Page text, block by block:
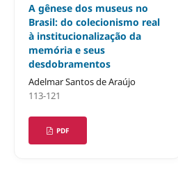
A gênese dos museus no
Brasil: do colecionismo real
à institucionalização da
memória e seus
desdobramentos
Adelmar Santos de Araújo
113-121
PDF